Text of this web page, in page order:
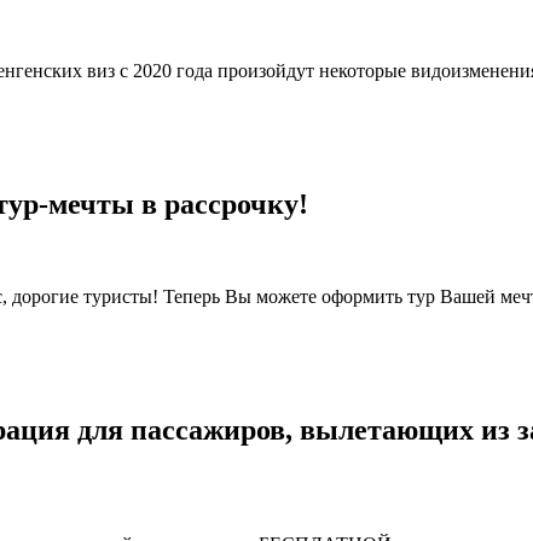
виз с 2020 года произойдут некоторые
мечты в рассрочку!
дорогие туристы! Теперь Вы можете оформить тур Вашей
для пассажиров, вылетающих из